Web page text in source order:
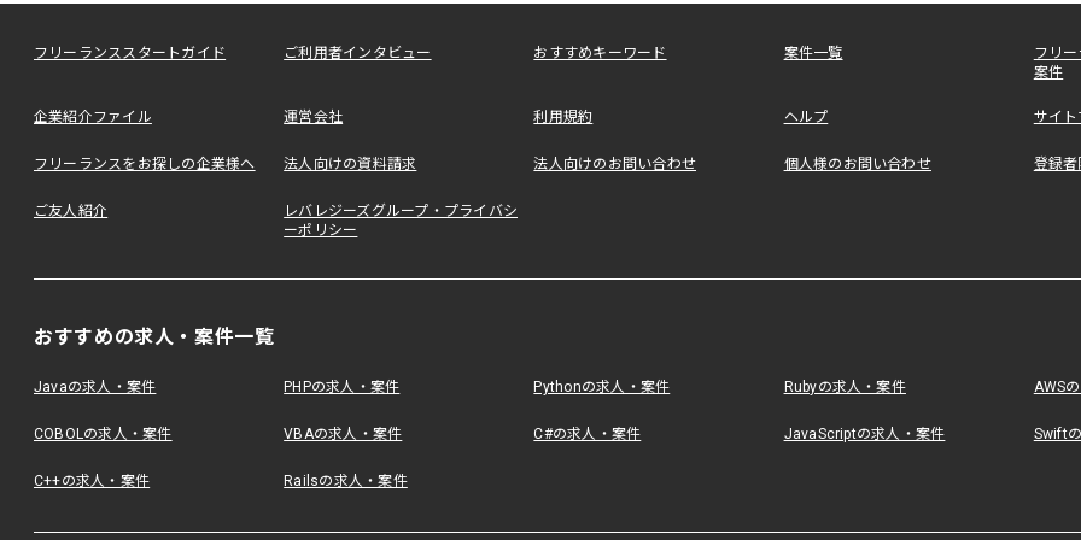
フリーランススタートガイド ご利用者インタビュー おすすめキーワード 案件一覧
フリ
案件
企業紹介ファイル 運営会社 利用規約 ヘルプ サイ
フリーランスをお探しの企業様へ 法人向けの資料請求 法人向けのお問い合わせ 個人様のお問い合わせ 登録者
ご友人紹介
レバレジーズグループ・プライバシ
ーポリシー
おすすめの求人・案件一覧
Javaの求人・案件 PHPの求人・案件 Pythonの求人・案件 Rubyの求人・案件 AWS
COBOLの求人・案件 VBAの求人・案件 C#の求人・案件 JavaScriptの求人・案件 Swift
C++の求人・案件 Railsの求人・案件